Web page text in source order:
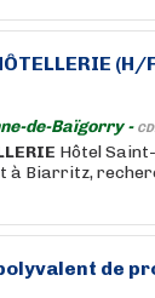
(H/
de-Baïgorry -
Hôtel
à Biarritz,
de